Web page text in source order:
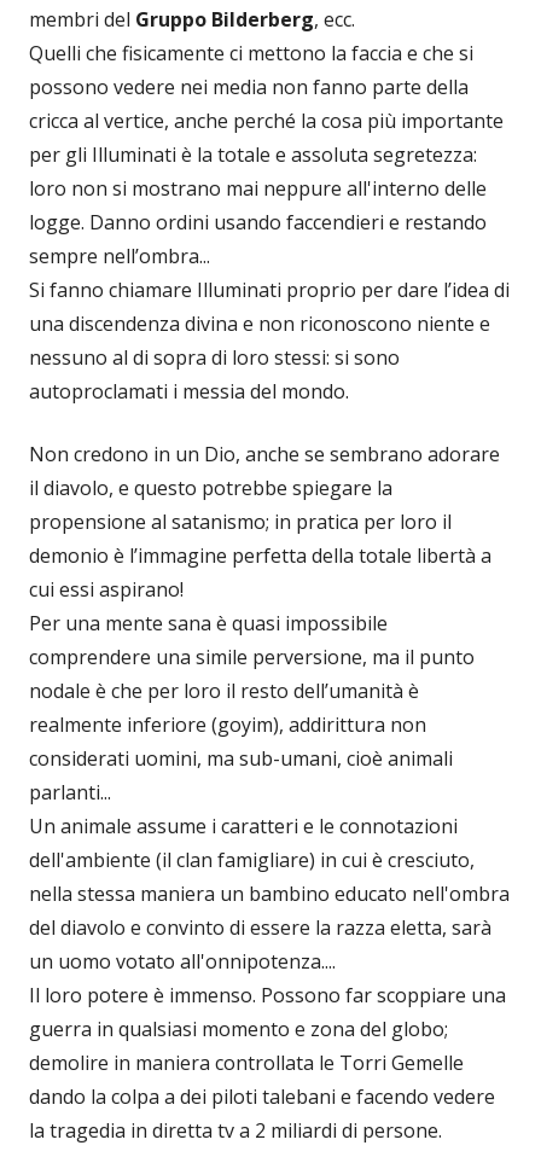
membri del Gruppo Bilderberg, ecc.
Quelli che fisicamente ci mettono la faccia e che si
possono vedere nei media non fanno parte della
cricca al vertice, anche perché la cosa più importante
per gli Illuminati è la totale e assoluta segretezza:
loro non si mostrano mai neppure all'interno delle
logge. Danno ordini usando faccendieri e restando
sempre nell’ombra...
Si fanno chiamare Illuminati proprio per dare l’idea di
una discendenza divina e non riconoscono niente e
nessuno al di sopra di loro stessi: si sono
autoproclamati i messia del mondo.
Non credono in un Dio, anche se sembrano adorare
il diavolo, e questo potrebbe spiegare la
propensione al satanismo; in pratica per loro il
demonio è l’immagine perfetta della totale libertà a
cui essi aspirano!
Per una mente sana è quasi impossibile
comprendere una simile perversione, ma il punto
nodale è che per loro il resto dell’umanità è
realmente inferiore (goyim), addirittura non
considerati uomini, ma sub-umani, cioè animali
parlanti...
Un animale assume i caratteri e le connotazioni
dell'ambiente (il clan famigliare) in cui è cresciuto,
nella stessa maniera un bambino educato nell'ombra
del diavolo e convinto di essere la razza eletta, sarà
un uomo votato all'onnipotenza....
Il loro potere è immenso. Possono far scoppiare una
guerra in qualsiasi momento e zona del globo;
demolire in maniera controllata le Torri Gemelle
dando la colpa a dei piloti talebani e facendo vedere
la tragedia in diretta tv a 2 miliardi di persone.